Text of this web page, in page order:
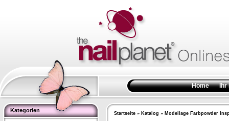
Home Ihr
Kategorien Startseite » Katalog » Modellage Farbpowder